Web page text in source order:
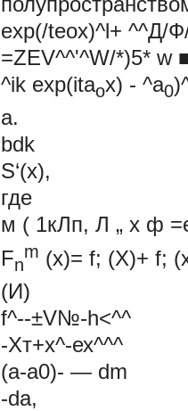
exp(/teox)^l+ ^^Д/
=ZEV^^'^W/*)5* w
^ik exp(itaox) - ^а0
a.
bdk
S‘(x),
где
м ( 1кЛп, Л „ х ф
Fn
m (х)= f; (X)+ f;
(И)
f^--±V№-h<^^
-Хт+х^-ех^^^
(а-а0)- — dm
-da,